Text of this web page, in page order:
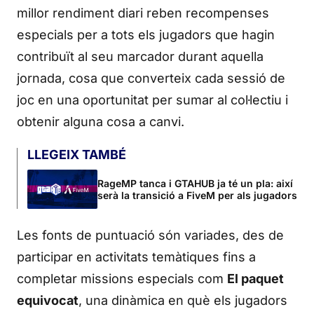
millor rendiment diari reben recompenses
especials per a tots els jugadors que hagin
contribuït al seu marcador durant aquella
jornada, cosa que converteix cada sessió de
joc en una oportunitat per sumar al col·lectiu i
obtenir alguna cosa a canvi.
LLEGEIX TAMBÉ
RageMP tanca i GTAHUB ja té un pla: així
serà la transició a FiveM per als jugadors
Les fonts de puntuació són variades, des de
participar en activitats temàtiques fins a
completar missions especials com El paquet
equivocat, una dinàmica en què els jugadors